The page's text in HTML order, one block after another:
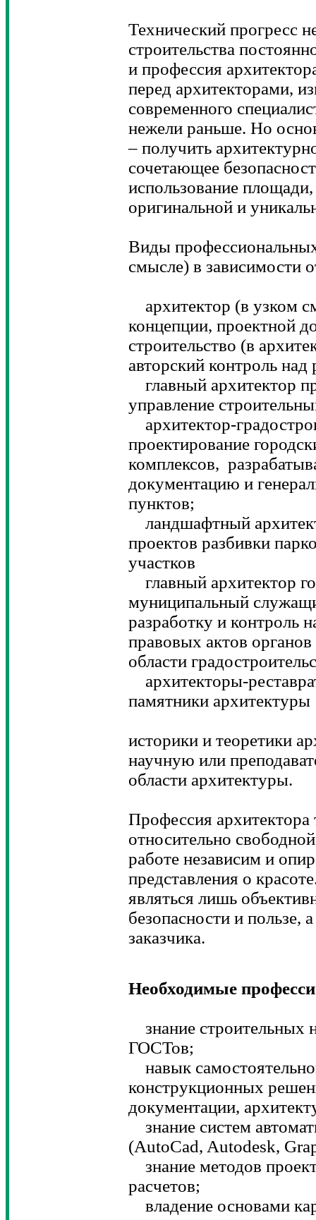
Технический прогресс
строительства
и профессия
перед архитекторами,
современного
нежели раньше. Но
– получить
сочетающее
использование
оригинальной и
Виды
смысле) в зависимости
архитектор (в узком
концепции, проектной
строительство (в
авторский контроль над
главный архитектор
управление
архитектор-
проектирование
комплексов,
документацию и
пунктов;
ландшафтный
проектов разбивки
участков
главный архитектор
муниципальный
разработку и контроль
правовых актов
области
архитекторы-
памятники архитектуры
историки и теоретики
научную или
области архитектуры.
Профессия архитектора
относительно
работе независим и
представления о
являться лишь
безопасности и пользе,
заказчика.
Необходимые
знание
ГОСТов;
навык
конструкционных
документации,
знание систем
(AutoCad, Autodesk,
знание методов
расчетов;
владение основами